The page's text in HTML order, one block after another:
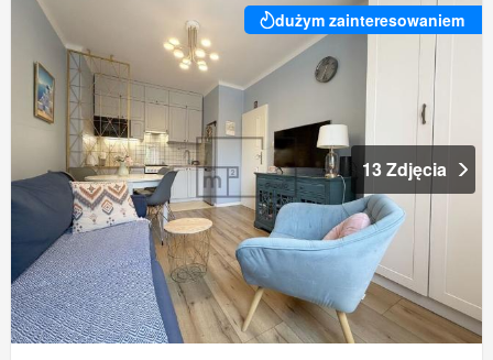
dużym zainteresowaniem
13 Zdjęcia